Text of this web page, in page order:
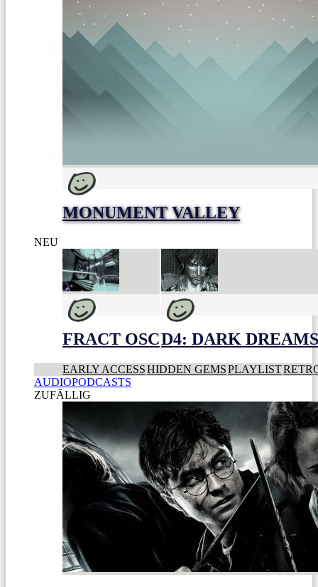
MONUMENT VALLEY
NEU
FRACT OSCD4: DARK
EARLY ACCESSHIDDEN GEMSPLAYLIST
AUDIOPODCASTS
ZUFÄLLIG